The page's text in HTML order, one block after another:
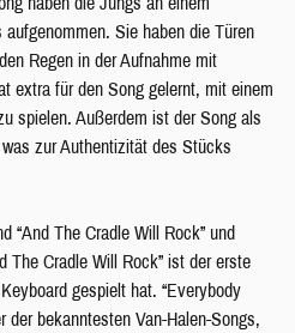
Sie haben die Türen
Regen in der Aufnahme mit
extra für den Song gelernt, mit einem
spielen. Außerdem ist der Song als
zur Authentizität des Stücks
“And The Cradle Will Rock” und
The Cradle Will Rock” ist der erste
gespielt hat. “Everybody
der bekanntesten Van-Halen-Songs,